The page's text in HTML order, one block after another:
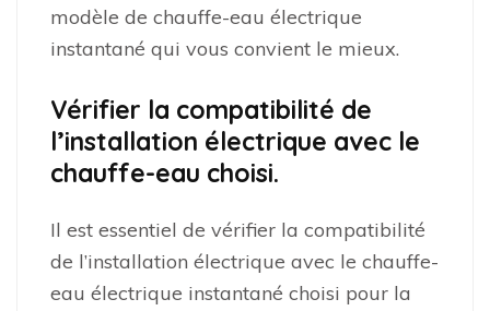
modèle de chauffe-eau électrique
instantané qui vous convient le mieux.
Vérifier la compatibilité de
l’installation électrique avec le
chauffe-eau choisi.
Il est essentiel de vérifier la compatibilité
de l’installation électrique avec le chauffe-
eau électrique instantané choisi pour la